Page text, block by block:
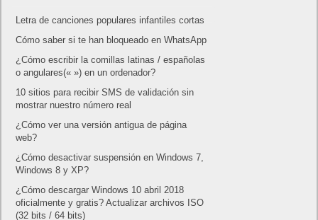
Letra de canciones populares infantiles cortas
Cómo saber si te han bloqueado en WhatsApp
¿Cómo escribir la comillas latinas / españolas
o angulares(« ») en un ordenador?
10 sitios para recibir SMS de validación sin
mostrar nuestro número real
¿Cómo ver una versión antigua de página
web?
¿Cómo desactivar suspensión en Windows 7,
Windows 8 y XP?
¿Cómo descargar Windows 10 abril 2018
oficialmente y gratis? Actualizar archivos ISO
(32 bits / 64 bits)